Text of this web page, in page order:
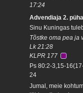
17:24
Advendiaja 2.
Sinu Kuningas
Tõstke oma pea ja
Lk 21:28
KLPR 177
Ps 80:2-3,15-
24
Jumal, meie